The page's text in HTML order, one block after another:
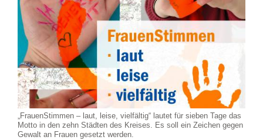
„FrauenStimmen – laut, leise, vielfältig“ lautet für sieben Tage das
Motto in den zehn Städten des Kreises. Es soll ein Zeichen gegen
Gewalt an Frauen gesetzt werden.